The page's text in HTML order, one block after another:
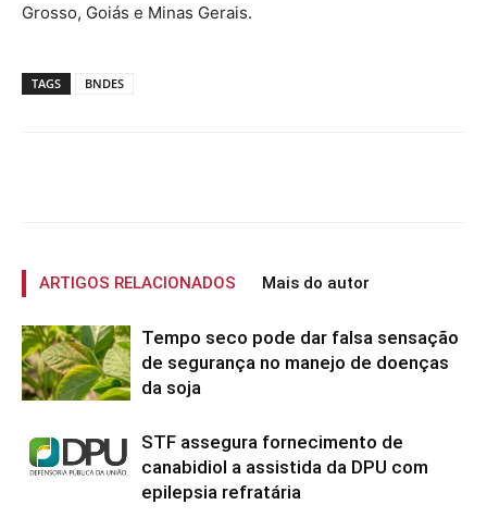
Grosso, Goiás e Minas Gerais.
TAGS BNDES
ARTIGOS RELACIONADOS Mais do autor
Tempo seco pode dar falsa sensação
de segurança no manejo de doenças
da soja
STF assegura fornecimento de
canabidiol a assistida da DPU com
epilepsia refratária